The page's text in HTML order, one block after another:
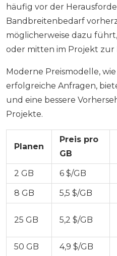
häufig vor der
Bandbreitenbedarf
möglicherweise dazu
oder mitten im Projekt zur
Moderne Preismodelle,
erfolgreiche Anfragen,
und eine bessere
Projekte.
Planen
Preis pro
GB
2 GB 6 $/GB
8 GB 5,5 $/GB
25 GB 5,2 $/GB
50 GB 4,9 $/GB